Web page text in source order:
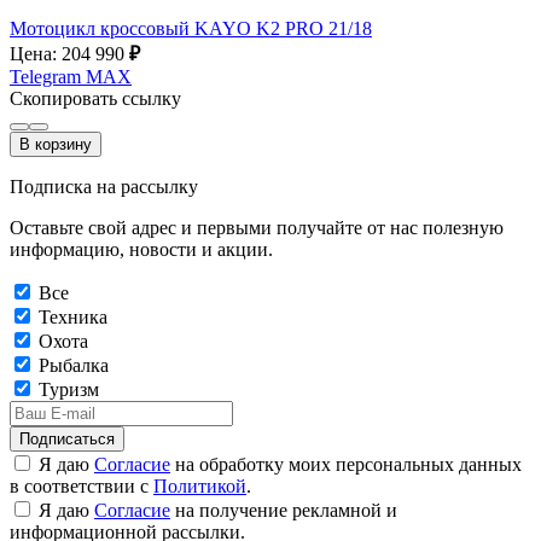
Мотоцикл кроссовый KAYO K2 PRO 21/18
Цена: 204 990 ₽
Telegram MAX
Скопировать ссылку
В корзину
Подписка на рассылку
Оставьте свой адрес и первыми получайте от нас полезную
информацию, новости и акции.
Все
Техника
Охота
Рыбалка
Туризм
Подписаться
Я даю Согласие на обработку моих персональных данных
в соответствии с Политикой.
Я даю Согласие на получение рекламной и
информационной рассылки.